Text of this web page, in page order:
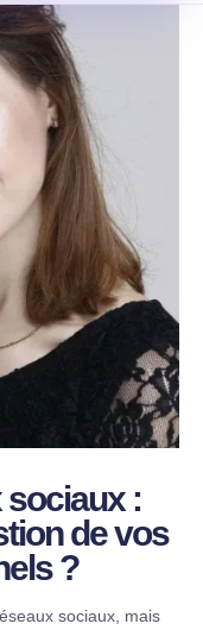
sociaux :
de vos
?
sociaux, mais